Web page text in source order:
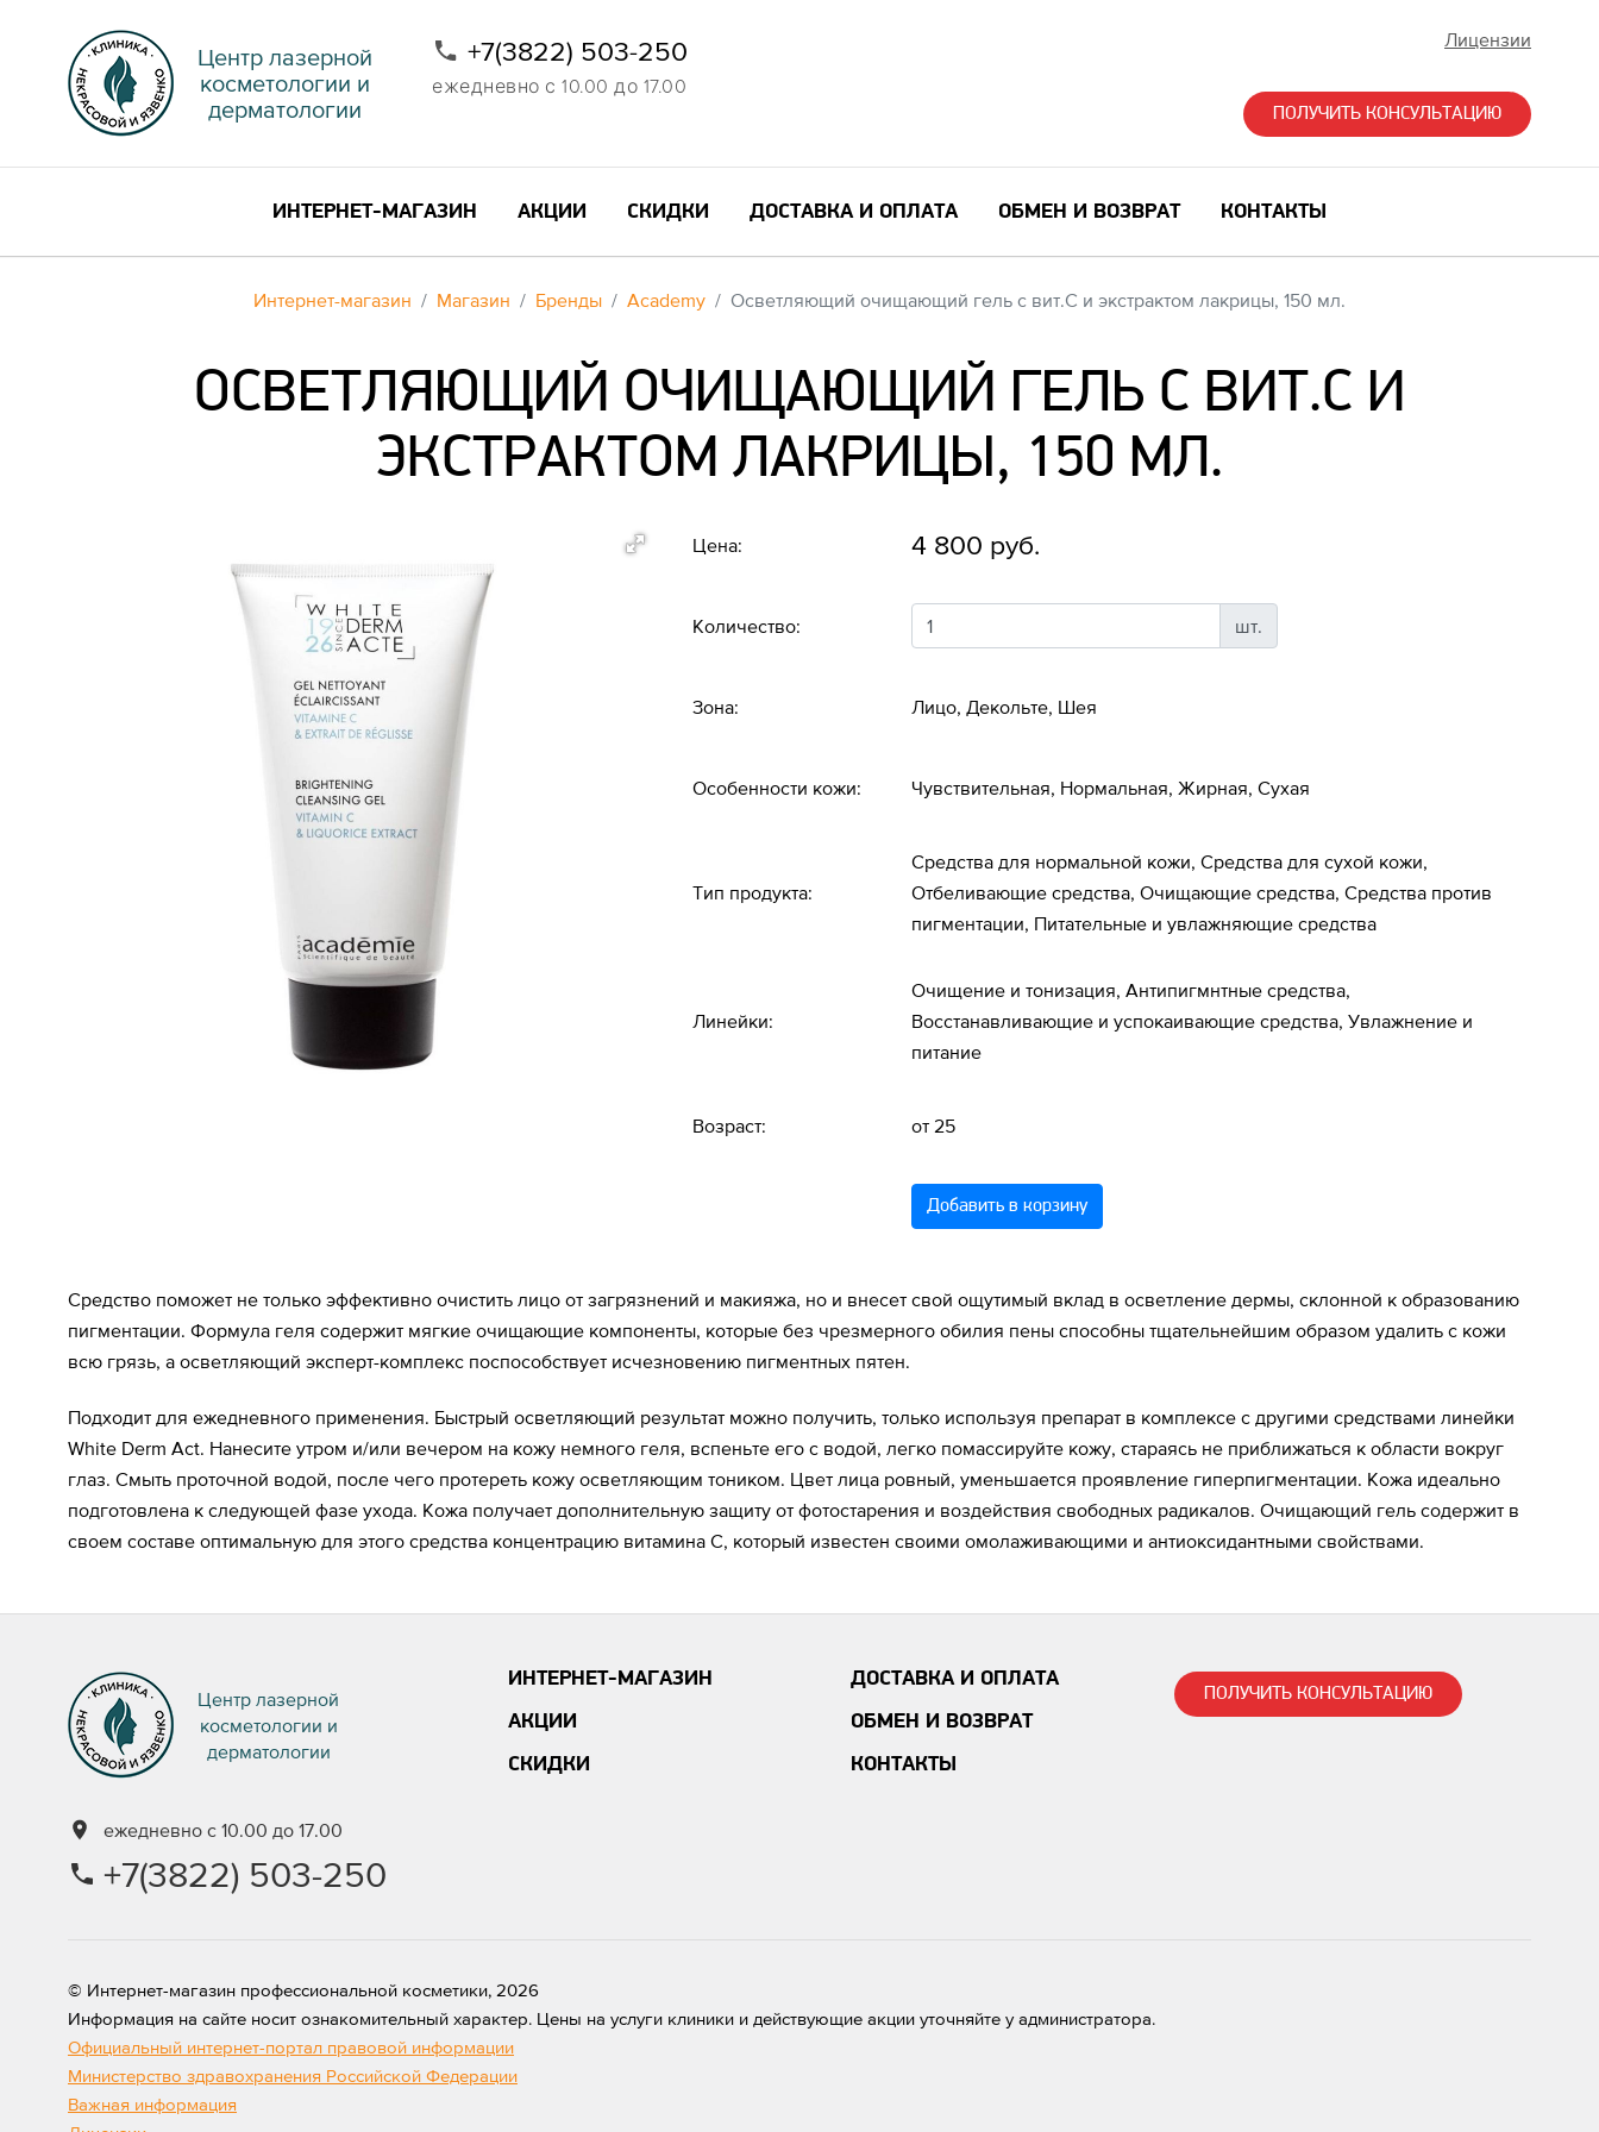
Центр лазерной
косметологии и
дерматологии
+7(3822) 503-250
ежедневно с 10.00 до 17.00
Лицензии
ПОЛУЧИТЬ КОНСУЛЬТАЦИЮ
ИНТЕРНЕТ-МАГАЗИН АКЦИИ СКИДКИ ДОСТАВКА И ОПЛАТА ОБМЕН И ВОЗВРАТ КОНТАКТЫ
Интернет-магазин Магазин Бренды Academy Осветляющий очищающий гель с вит.С и экстрактом лакрицы, 150 мл.
ОСВЕТЛЯЮЩИЙ ОЧИЩАЮЩИЙ ГЕЛЬ С ВИТ.С И
ЭКСТРАКТОМ ЛАКРИЦЫ, 150 МЛ.
Цена: 4 800 руб.
Количество: шт.
Зона: Лицо, Декольте, Шея
Особенности кожи: Чувствительная, Нормальная, Жирная, Сухая
Тип продукта:
Средства для нормальной кожи, Средства для сухой кожи,
Отбеливающие средства, Очищающие средства, Средства против
пигментации, Питательные и увлажняющие средства
Линейки:
Очищение и тонизация, Антипигмнтные средства,
Восстанавливающие и успокаивающие средства, Увлажнение и
питание
Возраст: от 25
Добавить в корзину
Средство поможет не только эффективно очистить лицо от загрязнений и макияжа, но и внесет свой ощутимый вклад в осветление дермы, склонной к образованию
пигментации. Формула геля содержит мягкие очищающие компоненты, которые без чрезмерного обилия пены способны тщательнейшим образом удалить с кожи
всю грязь, а осветляющий эксперт-комплекс поспособствует исчезновению пигментных пятен.
Подходит для ежедневного применения. Быстрый осветляющий результат можно получить, только используя препарат в комплексе с другими средствами линейки
White Derm Act. Нанесите утром и/или вечером на кожу немного геля, вспеньте его с водой, легко помассируйте кожу, стараясь не приближаться к области вокруг
глаз. Смыть проточной водой, после чего протереть кожу осветляющим тоником. Цвет лица ровный, уменьшается проявление гиперпигментации. Кожа идеально
подготовлена к следующей фазе ухода. Кожа получает дополнительную защиту от фотостарения и воздействия свободных радикалов. Очищающий гель содержит в
своем составе оптимальную для этого средства концентрацию витамина C, который известен своими омолаживающими и антиоксидантными свойствами.
Центр лазерной
косметологии и
дерматологии
ежедневно с 10.00 до 17.00
+7(3822) 503-250
ИНТЕРНЕТ-МАГАЗИН
АКЦИИ
СКИДКИ
ДОСТАВКА И ОПЛАТА
ОБМЕН И ВОЗВРАТ
КОНТАКТЫ
ПОЛУЧИТЬ КОНСУЛЬТАЦИЮ
© Интернет-магазин профессиональной косметики, 2026
Информация на сайте носит ознакомительный характер. Цены на услуги клиники и действующие акции уточняйте у администратора.
Официальный интернет-портал правовой информации
Министерство здравохранения Российской Федерации
Важная информация